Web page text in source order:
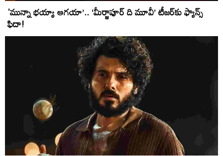
'మున్నా భయ్యా ఆగయా’.. ‘మీర్జాపూర్‌ ది మూవీ’ టీజర్‌కు ఫ్యాన్స్‌
ఫిదా!